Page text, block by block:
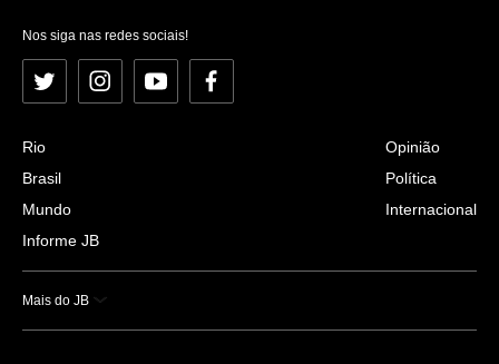
Nos siga nas redes sociais!
Twitter InstagramYouTubeFacebook
Rio
Brasil
Mundo
Informe JB
Opinião
Política
Internacional
Mais do JB
Esportes